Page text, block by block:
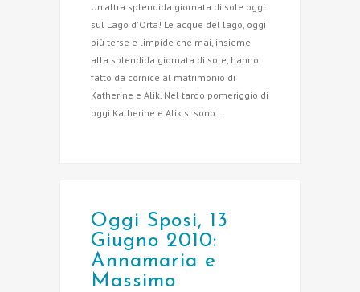
Un'altra splendida giornata di sole oggi
sul Lago d'Orta! Le acque del lago, oggi
più terse e limpide che mai, insieme
alla splendida giornata di sole, hanno
fatto da cornice al matrimonio di
Katherine e Alik. Nel tardo pomeriggio di
oggi Katherine e Alik si sono...
Oggi Sposi, 13
Giugno 2010:
Annamaria e
Massimo